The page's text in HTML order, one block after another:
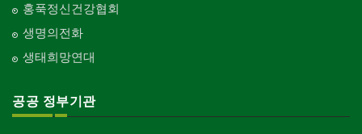
홍푹정신건강협회
생명의전화
생태희망연대
공공 정부기관